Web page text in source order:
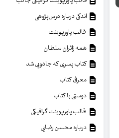
اندکی درباره درس‌پژوهی
قالب پاورپوینت
همه زائران سلطان
کتاب پسری که جادویی شد
معرفی کتاب
دوستی با کتاب
قالب پاورپوینت گرافیکی
درباره محسن رضایی